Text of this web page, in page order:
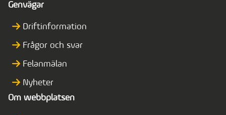
Genvägar
Driftinformation
Frågor och svar
Felanmälan
Nyheter
Om webbplatsen